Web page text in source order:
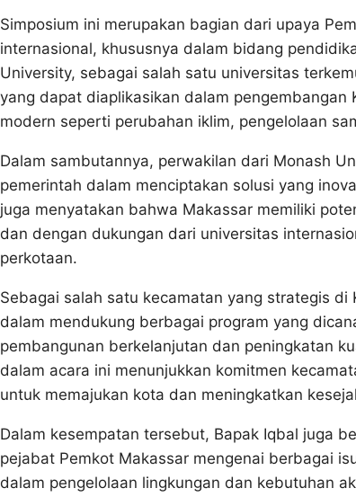
Simposium ini merupakan bagian dari upaya
internasional, khususnya dalam bidang
University, sebagai salah satu universitas
yang dapat diaplikasikan dalam
modern seperti perubahan iklim, pengelolaan
Dalam sambutannya, perwakilan dari Monash
pemerintah dalam menciptakan solusi yang
juga menyatakan bahwa Makassar memiliki
dan dengan dukungan dari universitas
perkotaan.
Sebagai salah satu kecamatan yang strategis di
dalam mendukung berbagai program yang
pembangunan berkelanjutan dan peningkatan
dalam acara ini menunjukkan komitmen
untuk memajukan kota dan meningkatkan
Dalam kesempatan tersebut, Bapak Iqbal juga
pejabat Pemkot Makassar mengenai berbagai
dalam pengelolaan lingkungan dan kebutuhan